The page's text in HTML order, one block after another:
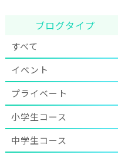
ブログタイプ
すべて
イベント
プライベート
小学生コース
中学生コース